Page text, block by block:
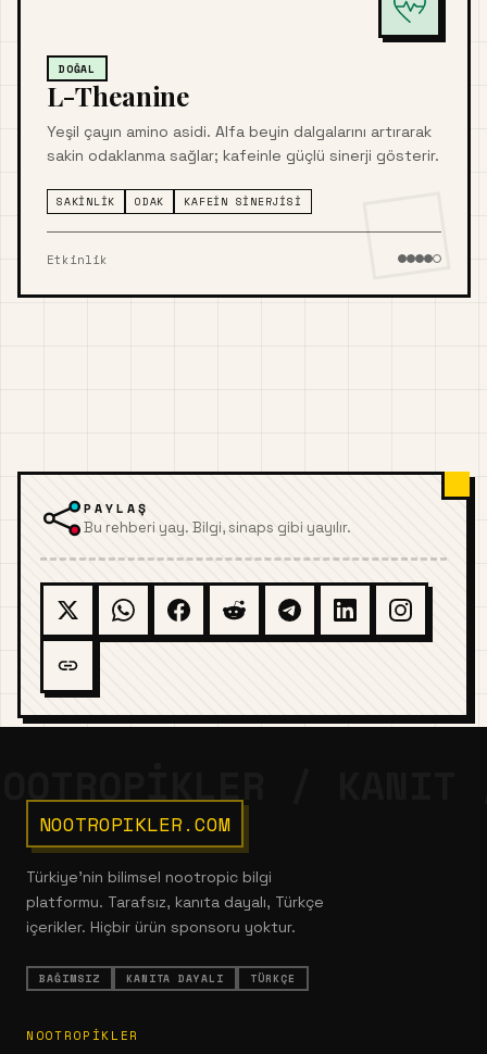
DOĞAL
L-Theanine
Yeşil çayın amino asidi. Alfa beyin dalgalarını artırarak
sakin odaklanma sağlar; kafeinle güçlü sinerji gösterir.
SAKINLIK ODAK KAFEIN SINERJISI
Etkinlik
PAYLAŞ
Bu rehberi yay. Bilgi, sinaps gibi yayılır.
NOOTROPIKLER.COM
Türkiye'nin bilimsel nootropic bilgi
platformu. Tarafsız, kanıta dayalı, Türkçe
içerikler. Hiçbir ürün sponsoru yoktur.
BAĞIMSIZ KANITA DAYALI TÜRKÇE
NOOTROPIKLER